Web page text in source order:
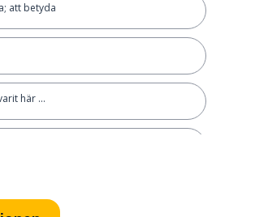
att betyda
här ...